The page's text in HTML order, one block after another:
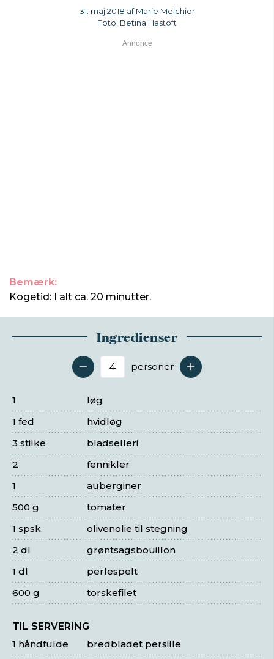
31. maj 2018 af Marie Melchior
Foto: Betina Hastoft
Bemærk:
Kogetid: I alt ca. 20 minutter.
Ingredienser
Antal serveringer
personer
løg
1
hvidløg
1 fed
bladselleri
3 stilke
fennikler
2
auberginer
1
tomater
500 g
olivenolie til stegning
1 spsk.
grøntsagsbouillon
2 dl
perlespelt
1 dl
torskefilet
600 g
TIL SERVERING
bredbladet persille
1 håndfulde